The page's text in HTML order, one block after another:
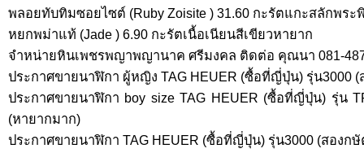
พลอยทับทิมซอยไซต์ (Ruby Zoisite ) 31.60 กะรัตแกะสลักพระ
หยกพม่าแท้ (Jade ) 6.90 กะรัตเนื้อเนียนสีเขียวหายาก
จำหน่ายหินเพชรพญาพญานาค ศรีมงคล ติดต่อ คุณนา 081-
ประกาศขายนาฬิกา ผู้หญิง TAG HEUER (ซื้อที่ญี่ปุ่น) รุ่น3000
ประกาศขายนาฬิกา boy size TAG HEUER (ซื้อที่ญี่ปุ่น) รุ่น
(หายากมาก)
ประกาศขายนาฬิกา TAG HEUER (ซื้อที่ญี่ปุ่น) รุ่น3000 (สองกษั